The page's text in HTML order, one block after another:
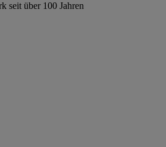
seit über 100 Jahren